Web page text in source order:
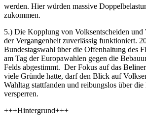
werden. Hier würden massive
zukommen.
5.) Die Kopplung von Volksentscheiden und
der Vergangenheit zuverlässig funktioniert.
Bundestagswahl über die Offenhaltung des
am Tag der Europawahlen gegen die
Felds abgestimmt. Der Fokus auf das
viele Gründe hatte, darf den Blick auf
Wahltag stattfanden und reibungslos über
versperren.
+++Hintergrund+++